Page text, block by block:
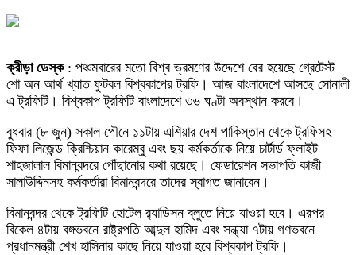
ক্রীড়া ডেস্ক: পঞ্চমবারের মতো বিশ্ব ভ্রমণের উদ্দেশে বের হয়েছে গ্রেটেস্ট
শো অন আর্থ খ্যাত ফুটবল বিশ্বকাপের ট্রফি। আজ বাংলাদেশে আসছে সোনালী
এ ট্রফিটি। বিশ্বকাপ ট্রফিটি বাংলাদেশে ৩৬ ঘণ্টা অবস্থান করবে।
বুধবার (৮ জুন) সকাল পৌনে ১১টায় এশিয়ার দেশ পাকিস্তান থেকে ট্রফিসহ
ফিফা লিজেন্ড ক্রিশ্চিয়ান কারেম্বু এবং ছয় কর্মকর্তাকে নিয়ে চার্টার্ড ফ্লাইট
শাহজালাল বিমানবন্দরে পৌঁছানোর কথা রয়েছে। ফেডারেশন সভাপতি কাজী
সালাউদ্দিনসহ কর্মকর্তারা বিমানবন্দরে তাদের স্বাগত জানাবেন।
বিমানবন্দর থেকে ট্রফিটি হোটেল র‍্যাডিসন ব্লুতে নিয়ে যাওয়া হবে। এরপর
বিকেল ৪টায় বঙ্গভবনে রাষ্ট্রপতি আব্দুল হামিদ এবং সন্ধ্যা ৭টায় গণভবনে
প্রধানমন্ত্রী শেখ হাসিনার কাছে নিয়ে যাওয়া হবে বিশ্বকাপ ট্রফি।